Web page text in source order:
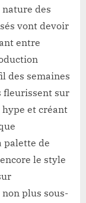
des
vont devoir
entre
des semaines
fleurissent sur
et créant
palette de
le style
plus sous-